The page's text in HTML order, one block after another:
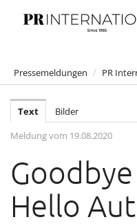
PRESSEMELDUNGEN
Anelia Peschev
Artner Gasthaus auf der Wieden
Atil Kutoglu
Bulgari
Pressemeldungen / PR
Text
Bilder
Meldung vom 19.08.2020
Hello